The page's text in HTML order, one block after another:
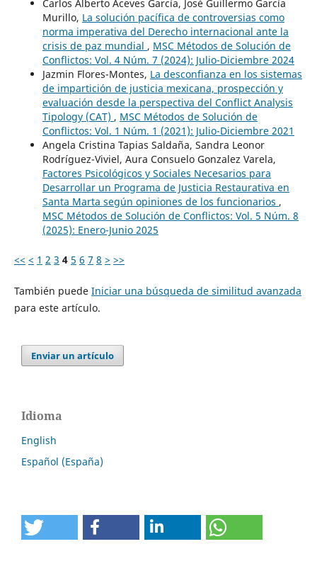
Carlos Alberto Aceves García, José Guillermo García
Murillo, La solución pacífica de controversias como
norma imperativa del Derecho internacional ante la
crisis de paz mundial , MSC Métodos de Solución de
Conflictos: Vol. 4 Núm. 7 (2024): Julio-Diciembre 2024
Jazmin Flores-Montes, La desconfianza en los sistemas
de impartición de justicia mexicana, prospección y
evaluación desde la perspectiva del Conflict Analysis
Tipology (CAT) , MSC Métodos de Solución de
Conflictos: Vol. 1 Núm. 1 (2021): Julio-Diciembre 2021
Angela Cristina Tapias Saldaña, Sandra Leonor
Rodríguez-Viviel, Aura Consuelo Gonzalez Varela,
Factores Psicológicos y Sociales Necesarios para
Desarrollar un Programa de Justicia Restaurativa en
Santa Marta según opiniones de los funcionarios ,
MSC Métodos de Solución de Conflictos: Vol. 5 Núm. 8
(2025): Enero-Junio 2025
<< < 1 2 3 4 5 6 7 8 > >>
También puede Iniciar una búsqueda de similitud avanzada
para este artículo.
Enviar un artículo
Idioma
English
Español (España)